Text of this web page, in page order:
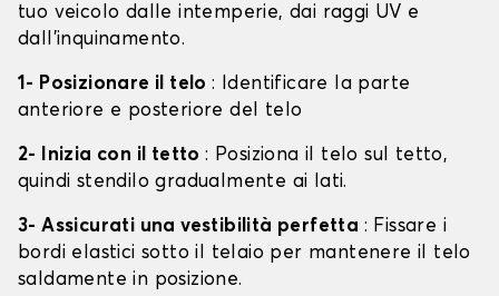
tuo veicolo dalle intemperie, dai raggi UV e
dall'inquinamento.
1- Posizionare il telo: Identificare la parte
anteriore e posteriore del telo
2- Inizia con il tetto: Posiziona il telo sul tetto,
quindi stendilo gradualmente ai lati.
3- Assicurati una vestibilità perfetta : Fissare i
bordi elastici sotto il telaio per mantenere il telo
saldamente in posizione.